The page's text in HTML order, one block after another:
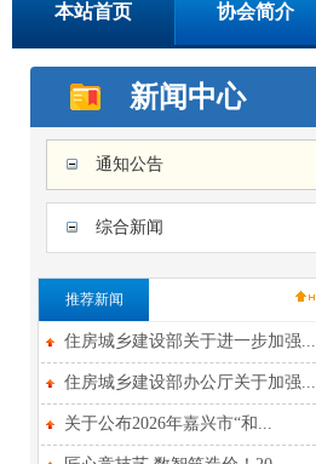
本站首页 协会简介
新闻中心
通知公告
综合新闻
推荐新闻
住房城乡建设部关于进一步加强...
住房城乡建设部办公厅关于加强...
关于公布2026年嘉兴市“和...